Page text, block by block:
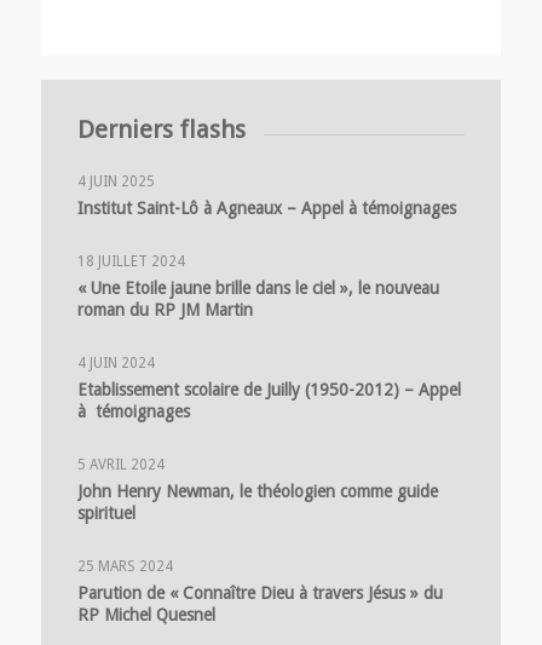
Derniers flashs
4 JUIN 2025
Institut Saint-Lô à Agneaux – Appel à témoignages
18 JUILLET 2024
« Une Etoile jaune brille dans le ciel », le nouveau
roman du RP JM Martin
4 JUIN 2024
Etablissement scolaire de Juilly (1950-2012) – Appel
à témoignages
5 AVRIL 2024
John Henry Newman, le théologien comme guide
spirituel
25 MARS 2024
Parution de « Connaître Dieu à travers Jésus » du
RP Michel Quesnel